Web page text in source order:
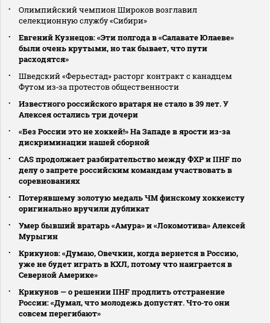
Олимпийский чемпион Широков возглавил
селекционную службу «Сибири»
Евгений Кузнецов: «Эти полгода в «Салавате Юлаеве»
были очень крутыми, но так бывает, что пути
расходятся»
Шведский «Ферьестад» расторг контракт с канадцем
Футом из‑за протестов общественности
Известного российского вратаря не стало в 39 лет. У
Алексея остались три дочери
«Без России это не хоккей!» На Западе в ярости из-за
дискриминации нашей сборной
CAS продолжает разбирательство между ФХР и IIHF по
делу о запрете российским командам участвовать в
соревнованиях
Потерявшему золотую медаль ЧМ финскому хоккеисту
оригинально вручили дубликат
Умер бывший вратарь «Амура» и «Локомотива» Алексей
Мурыгин
Крикунов: «Думаю, Овечкин, когда вернется в Россию,
уже не будет играть в КХЛ, потому что наиграется в
Северной Америке»
Крикунов — о решении IIHF продлить отстранение
России: «Думал, что молодежь допустят. Что‑то они
совсем перегибают»